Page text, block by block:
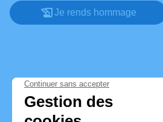
Je rends hommage